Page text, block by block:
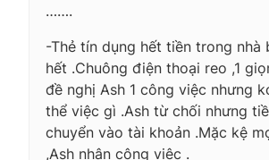
…….
-Thẻ tín dụng hết tiền trong nhà
hết .Chuông điện thoại reo ,1
đề nghị Ash 1 công việc nhưng
thể việc gì .Ash từ chối nhưng
chuyển vào tài khoản .Mặc kệ
,Ash nhận công việc .